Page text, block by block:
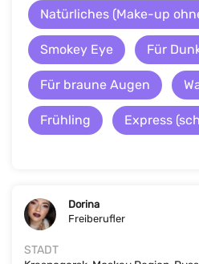
Natürliches (Make-up
Smokey Eye Für
Für braune Augen
Frühling Express
Dorina
Freiberufler
STADT